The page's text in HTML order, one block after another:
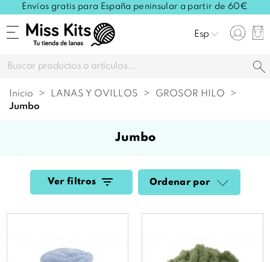
Envíos gratis para España peninsular a partir de 60€
Esp
Inicio LANAS Y OVILLOS
GROSOR HILO
jumbo
jumbo
Ver filtros Ordenar por